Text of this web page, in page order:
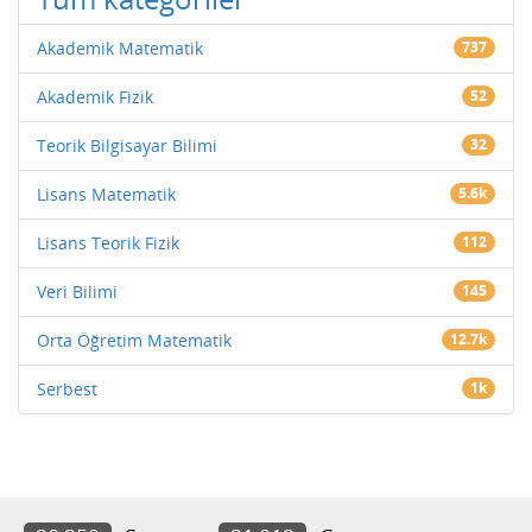
Akademik Matematik 737
Akademik Fizik 52
Teorik Bilgisayar Bilimi 32
Lisans Matematik 5.6k
Lisans Teorik Fizik 112
Veri Bilimi 145
Orta Öğretim Matematik 12.7k
Serbest 1k